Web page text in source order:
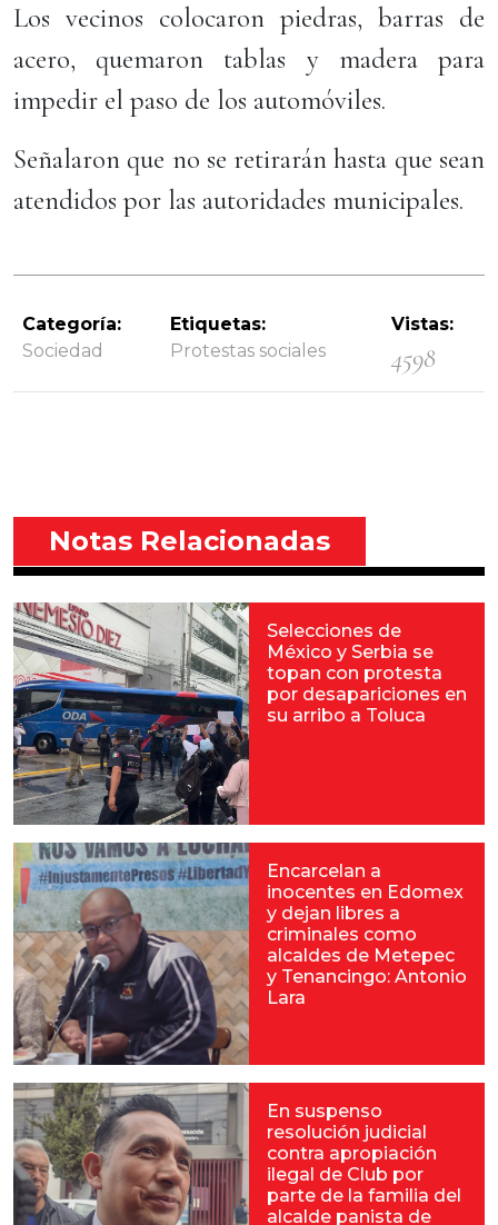
Los vecinos colocaron piedras, barras de
acero, quemaron tablas y madera para
impedir el paso de los automóviles.
Señalaron que no se retirarán hasta que sean
atendidos por las autoridades municipales.
Categoría:
Sociedad
Etiquetas:
Protestas sociales
Vistas:
4598
Notas Relacionadas
Selecciones de
México y Serbia se
topan con protesta
por desapariciones en
su arribo a Toluca
Encarcelan a
inocentes en Edomex
y dejan libres a
criminales como
alcaldes de Metepec
y Tenancingo: Antonio
Lara
En suspenso
resolución judicial
contra apropiación
ilegal de Club por
parte de la familia del
alcalde panista de